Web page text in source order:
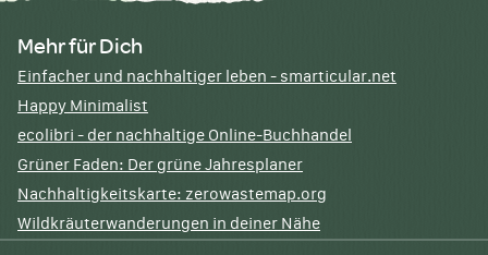
Mehr für Dich
Einfacher und nachhaltiger leben - smarticular.net
Happy Minimalist
ecolibri - der nachhaltige Online-Buchhandel
Grüner Faden: Der grüne Jahresplaner
Nachhaltigkeitskarte: zerowastemap.org
Wildkräuterwanderungen in deiner Nähe